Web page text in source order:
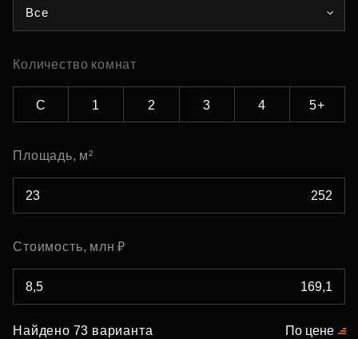
Все
Количество комнат
С 1 2 3 4 5+
Площадь, м²
Стоимость, млн ₽
Найдено 73 варианта По цене